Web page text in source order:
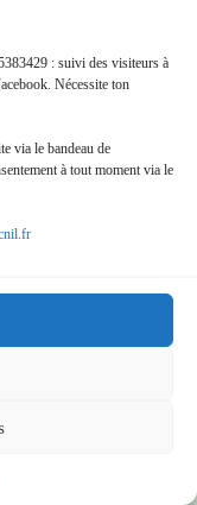
: suivi des visiteurs à
Nécessite ton
via le bandeau de
à tout moment via le